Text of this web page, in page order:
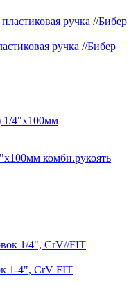
ручка //Бибер
комби.рукоять
1-4", СrV FIT